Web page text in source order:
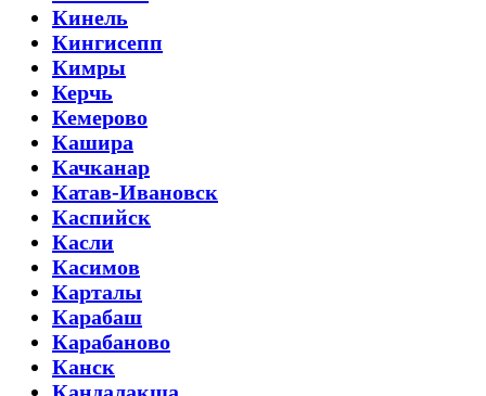
Кинель
Кингисепп
Кимры
Керчь
Кемерово
Кашира
Качканар
Катав-Ивановск
Каспийск
Касли
Касимов
Карталы
Карабаш
Карабаново
Канск